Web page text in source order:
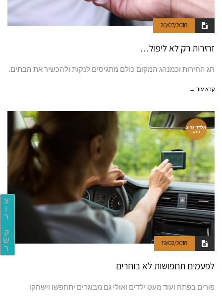
צ
ו
ר
ק
ש
ר
20/03/2018
זהירות רק לא ליפול…
חג החירות וכמנהג המקום כולם מתגיסים לנקות ולהכשיר את הבתים.
קרא עוד ←
אלדד גרינ
ברג
19/02/2018
לפעמים תחפושות לא בוחרים
פורים בפתח ועוד מעט ילדים ואולי גם מבוגרים יתחפשו וישחקו